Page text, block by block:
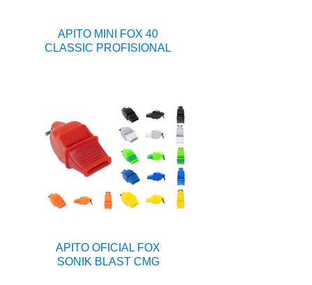
APITO MINI FOX 40
CLASSIC PROFISIONAL
APITO OFICIAL FOX
SONIK BLAST CMG